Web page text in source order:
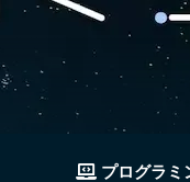
プログラミ